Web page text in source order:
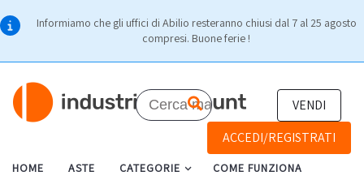
Informiamo che gli uffici di Abilio resteranno chiusi dal 7 al 25 agosto
compresi. Buone ferie !
VENDI
ACCEDI/REGISTRATI
HOME ASTE CATEGORIE COME FUNZIONA